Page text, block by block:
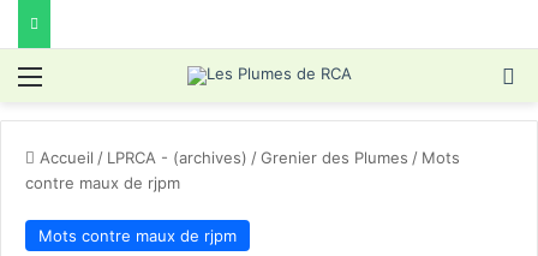
Menu
Accueil / LPRCA - (archives) /Grenier des Plumes / Mots
contre maux de rjpm
Mots contre maux de rjpm